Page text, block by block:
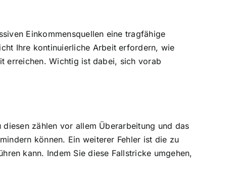
Einkommensquellen eine tragfähige
Ihre kontinuierliche Arbeit erfordern, wie
erreichen. Wichtig ist dabei, sich vorab
zählen vor allem Überarbeitung und das
können. Ein weiterer Fehler ist die zu
kann. Indem Sie diese Fallstricke umgehen,